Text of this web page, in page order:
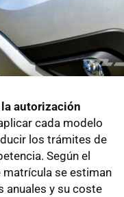
autorización
cada modelo
los trámites de
Según el
matrícula se estiman
anuales y su coste